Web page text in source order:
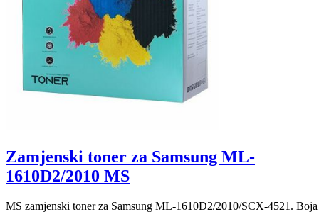
Zamjenski toner za Samsung ML-
1610D2/2010 MS
MS zamjenski toner za Samsung ML-1610D2/2010/SCX-4521. Boja